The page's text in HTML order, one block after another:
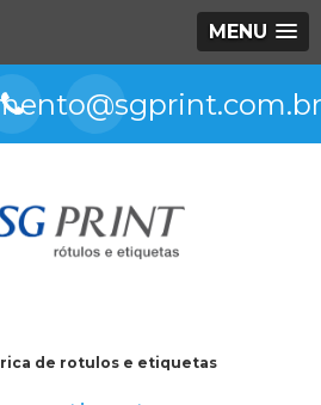
MENU
de rotulos e etiquetas